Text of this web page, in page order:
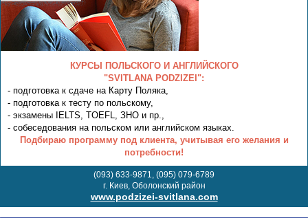
КУРСЫ ПОЛЬСКОГО И АНГЛИЙСКОГО
"SVITLANA PODZIZEI":
- подготовка к сдаче на Карту Поляка,
- подготовка к тесту по польскому,
- экзамены IELTS, TOEFL, ЗНО и пр.,
- собеседования на польском или английском языках.
Подбираю программу под клиента, учитывая его желания и
потребности!
(093) 633-9871, (095) 079-6789
г. Киев, Оболонский район
www.podzizei-svitlana.com